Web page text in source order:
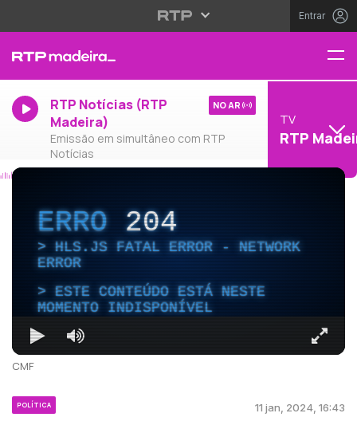
Entrar
RTP Notícias (RTP
Madeira)
Emissão em simultâneo com RTP
Notícias
NO AR
TV
RTP
ERRO204
HLS.JS FATAL ERROR - NETWORK
ERROR
ESTE CONTEÚDO ESTÁ NESTE
MOMENTO INDISPONÍVEL
CMF
POLÍTICA 11 jan, 2024, 16:43